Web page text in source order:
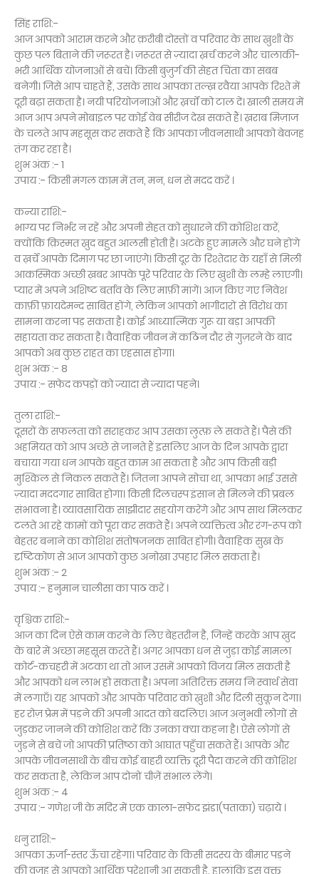
सिंह राशि:-
आज आपको आराम करने और क़रीबी दोस्तों व परिवार के साथ ख़ुशी के
कुछ पल बिताने की ज़रूरत है। ज़रूरत से ज़्यादा ख़र्च करने और चालाकी-
भरी आर्थिक योजनाओं से बचें। किसी बुज़ुर्ग की सेहत चिंता का सबब
बनेगी। जिसे आप चाहते हैं, उसके साथ आपका तल्ख़ रवैया आपके रिश्ते में
दूरी बढ़ा सकता है। नयी परियोजनाओं और ख़र्चों को टाल दें। खाली समय में
आज आप अपने मोबाइल पर कोई वेब सीरीज देख सकते हैं। ख़राब मिज़ाज
के चलते आप महसूस कर सकते हैं कि आपका जीवनसाथी आपको बेवजह
तंग कर रहा है।
शुभ अंक :- 1
उपाय :- किसी मंगल काम में तन, मन, धन से मदद करें ।
कन्या राशि:-
भाग्य पर निर्भर न रहें और अपनी सेहत को सुधारने की कोशिश करें,
क्योंकि क़िस्मत ख़ुद बहुत आलसी होती है। अटके हुए मामले और घने होंगे
व ख़र्चे आपके दिमाग़ पर छा जाएंगे। किसी दूर के रिश्तेदार के यहाँ से मिली
आकस्मिक अच्छी ख़बर आपके पूरे परिवार के लिए ख़ुशी के लम्हे लाएगी।
प्यार में अपने अशिष्ट बर्ताव के लिए माफ़ी मांगें। आज किए गए निवेश
काफ़ी फ़ायदेमन्द साबित होंगे, लेकिन आपको भागीदारों से विरोध का
सामना करना पड़ सकता है। कोई आध्यात्मिक गुरू या बड़ा आपकी
सहायता कर सकता है। वैवाहिक जीवन में कठिन दौर से गुज़रने के बाद
आपको अब कुछ राहत का एहसास होगा।
शुभ अंक :- 8
उपाय :- सफेद कपड़ों को ज्यादा से ज्यादा पहने।
तुला राशि:-
दूसरों के सफलता को सराहकर आप उसका लुत्फ़ ले सकते हैं। पैसे की
अहमियत को आप अच्छे से जानते हैं इसलिए आज के दिन आपके द्वारा
बचाया गया धन आपके बहुत काम आ सकता है और आप किसी बड़ी
मुश्किल से निकल सकते हैं। जितना आपने सोचा था, आपका भाई उससे
ज़्यादा मददगार साबित होगा। किसी दिलचस्प इंसान से मिलने की प्रबल
संभावना है। व्यावसायिक साझीदार सहयोग करेंगे और आप साथ मिलकर
टलते आ रहे कामों को पूरा कर सकते हैं। अपने व्यक्तित्व और रंग-रूप को
बेहतर बनाने का कोशिश संतोषजनक साबित होगी। वैवाहिक सुख के
दृष्टिकोण से आज आपको कुछ अनोखा उपहार मिल सकता है।
शुभ अंक :- 2
उपाय :- हनुमान चालीसा का पाठ करें ।
वृश्चिक राशि:-
आज का दिन ऐसे काम करने के लिए बेहतरीन है, जिन्हें करके आप ख़ुद
के बारे में अच्छा महसूस करते हैं। अगर आपका धन से जुड़ा कोई मामला
कोर्ट-कचहरी में अटका था तो आज उसमें आपको विजय मिल सकती है
और आपको धन लाभ हो सकता है। अपना अतिरिक्त समय निःस्वार्थ सेवा
में लगाएँ। यह आपको और आपके परिवार को ख़ुशी और दिली सुकून देगा।
हर रोज़ प्रेम में पड़ने की अपनी आदत को बदलिए। आज अनुभवी लोगों से
जुड़कर जानने की कोशिश करें कि उनका क्या कहना है। ऐसे लोगों से
जुड़ने से बचें जो आपकी प्रतिष्ठा को आघात पहुँचा सकते हैं। आपके और
आपके जीवनसाथी के बीच कोई बाहरी व्यक्ति दूरी पैदा करने की कोशिश
कर सकता है, लेकिन आप दोनों चीज़ें संभाल लेंगे।
शुभ अंक :- 4
उपाय :- गणेश जी के मंदिर में एक काला-सफेद झंडा(पताका) चढ़ाये ।
धनु राशि:-
आपका ऊर्जा-स्तर ऊँचा रहेगा। परिवार के किसी सदस्य के बीमार पड़ने
की वजह से आपको आर्थिक परेशानी आ सकती है, हालांकि इस वक्त